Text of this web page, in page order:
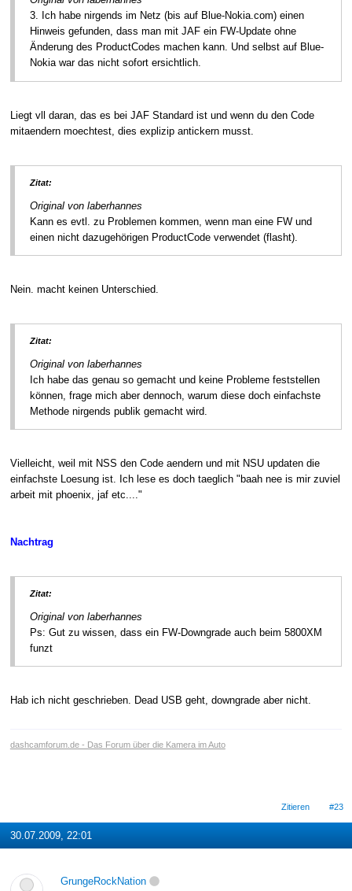
3. Ich habe nirgends im Netz (bis auf Blue-Nokia.com) einen
Hinweis gefunden, dass man mit JAF ein FW-Update ohne
Änderung des ProductCodes machen kann. Und selbst auf Blue-
Nokia war das nicht sofort ersichtlich.
Liegt vll daran, das es bei JAF Standard ist und wenn du den Code
mitaendern moechtest, dies explizip antickern musst.
Zitat:
Original von laberhannes
Kann es evtl. zu Problemen kommen, wenn man eine FW und
einen nicht dazugehörigen ProductCode verwendet (flasht).
Nein. macht keinen Unterschied.
Zitat:
Original von laberhannes
Ich habe das genau so gemacht und keine Probleme feststellen
können, frage mich aber dennoch, warum diese doch einfachste
Methode nirgends publik gemacht wird.
Vielleicht, weil mit NSS den Code aendern und mit NSU updaten die
einfachste Loesung ist. Ich lese es doch taeglich "baah nee is mir zuviel
arbeit mit phoenix, jaf etc...."
Nachtrag
Zitat:
Original von laberhannes
Ps: Gut zu wissen, dass ein FW-Downgrade auch beim 5800XM
funzt
Hab ich nicht geschrieben. Dead USB geht, downgrade aber nicht.
dashcamforum.de - Das Forum über die Kamera im Auto
Zitieren #23
30.07.2009, 22:01
GrungeRockNation